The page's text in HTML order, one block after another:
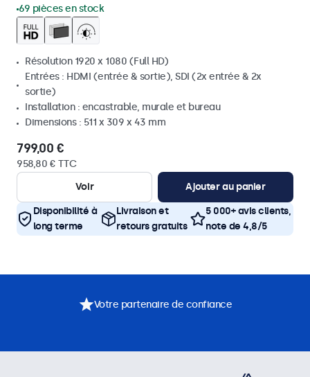
69 pièces en stock
Résolution 1920 x 1080 (Full HD)
Entrées : HDMI (entrée & sortie), SDI (2x entrée & 2x
sortie)
Installation : encastrable, murale et bureau
Dimensions : 511 x 309 x 43 mm
799,00 €
958,80 € TTC
Voir
Ajouter au panier
Disponibilité à
long terme
Livraison et
retours gratuits
5 000+ avis clients,
note de 4,8/5
Votre partenaire de confiance